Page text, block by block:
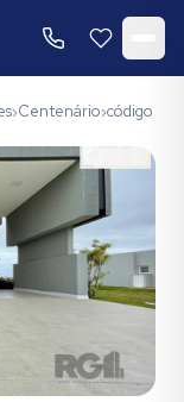
›Centenário›código